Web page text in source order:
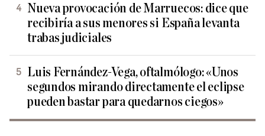
Nueva provocación de Marruecos: dice que
recibiría a sus menores si España levanta
trabas judiciales
Luis Fernández-Vega, oftalmólogo: «Unos
segundos mirando directamente el eclipse
pueden bastar para quedarnos ciegos»